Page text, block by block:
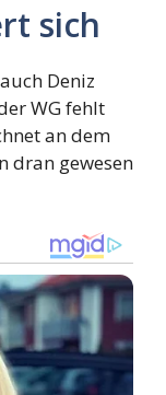
sich
Deniz
WG fehlt
an dem
dran gewesen